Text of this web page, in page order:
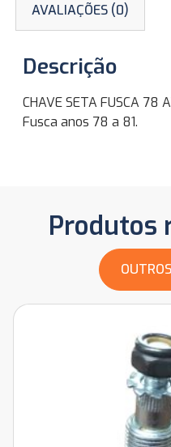
AVALIAÇÕES (0)
Descrição
CHAVE SETA FUSCA 78
Fusca anos 78 a 81.
Produtos